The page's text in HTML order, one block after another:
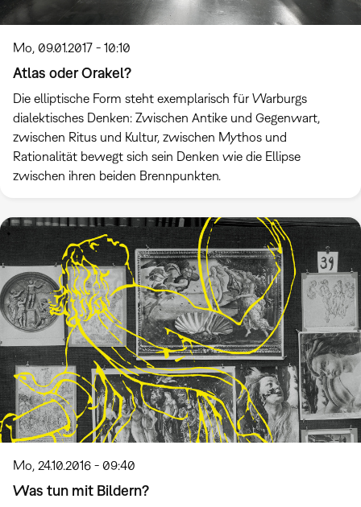
Mo, 09.01.2017 - 10:10
Atlas oder Orakel?
Die elliptische Form steht exemplarisch für Warburgs
dialektisches Denken: Zwischen Antike und Gegenwart,
zwischen Ritus und Kultur, zwischen Mythos und
Rationalität bewegt sich sein Denken wie die Ellipse
zwischen ihren beiden Brennpunkten.
Mo, 24.10.2016 - 09:40
Was tun mit Bildern?